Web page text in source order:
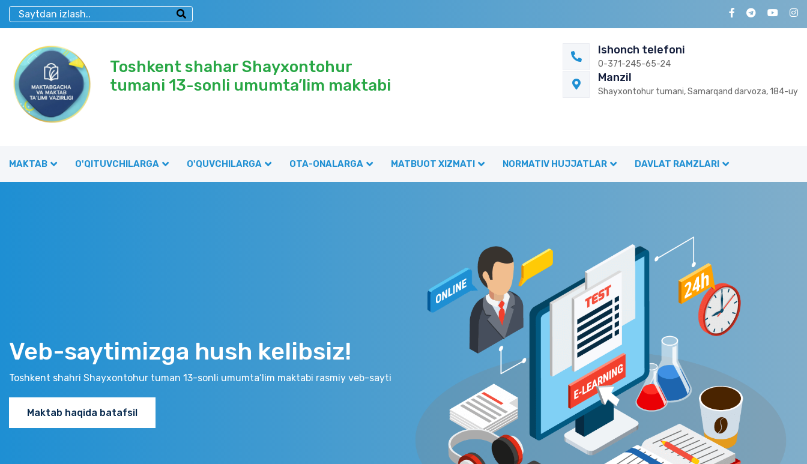
Toshkent shahar Shayxontohur
tumani 13-sonli umumta’lim maktabi
Ishonch telefoni
0-371-245-65-24
Manzil
Shayxontohur tumani, Samarqand darvoza, 184-uy
MAKTAB O'QITUVCHILARGA O'QUVCHILARGA OTA-ONALARGA MATBUOT XIZMATI NORMATIV HUJJATLAR DAVLAT RAMZLARI
Veb-saytimizga hush kelibsiz!
Toshkent shahri Shayxontohur tuman 13-sonli umumta‘lim maktabi rasmiy veb-sayti
Maktab haqida batafsil